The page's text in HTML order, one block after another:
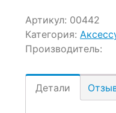
Артикул: 00442
Категория:
Производитель:
Детали